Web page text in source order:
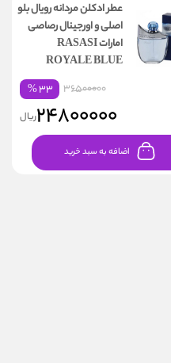
عطر ادکلن مردانه رویال بلو
اصلی و اورجینال رصاصی
امارات RASASI
ROYALE BLUE
36500000 ۳۳%
۲۴۸۰۰۰۰۰ریال
اضافه به سبد خرید